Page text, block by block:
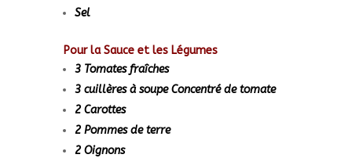
Sel
Pour la Sauce et les Légumes
3 Tomates fraîches
3 cuillères à soupe Concentré de tomate
2 Carottes
2 Pommes de terre
2 Oignons